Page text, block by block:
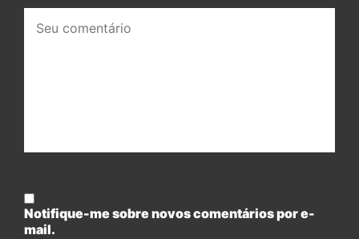
comentário:
Notifique-me sobre novos comentários por e-
mail.